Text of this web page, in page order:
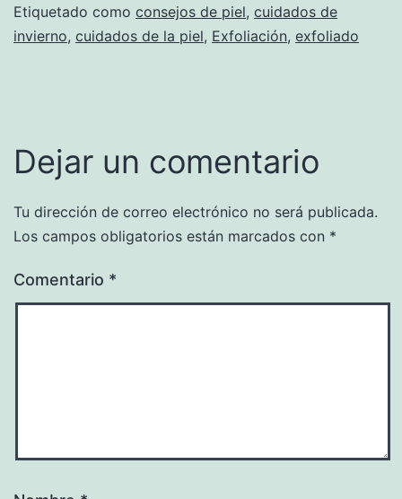
Etiquetado como consejos de piel, cuidados de
invierno, cuidados de la piel, Exfoliación, exfoliado
Dejar un comentario
Tu dirección de correo electrónico no será publicada.
Los campos obligatorios están marcados con *
Comentario *